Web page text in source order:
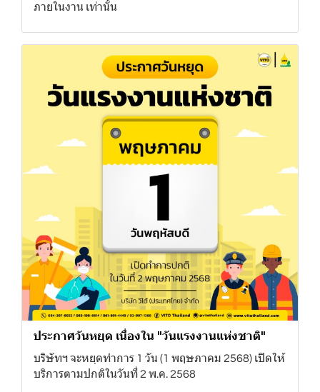
ภายในงาน เท่านั้น
ประกาศวันหยุด เนื่องใน "วันแรงงานแห่งชาติ"
บริษัทฯ จะหยุดทำการ 1 วัน (1 พฤษภาคม 2568) เปิดให้
บริการตามปกติในวันที่ 2 พ.ค. 2568